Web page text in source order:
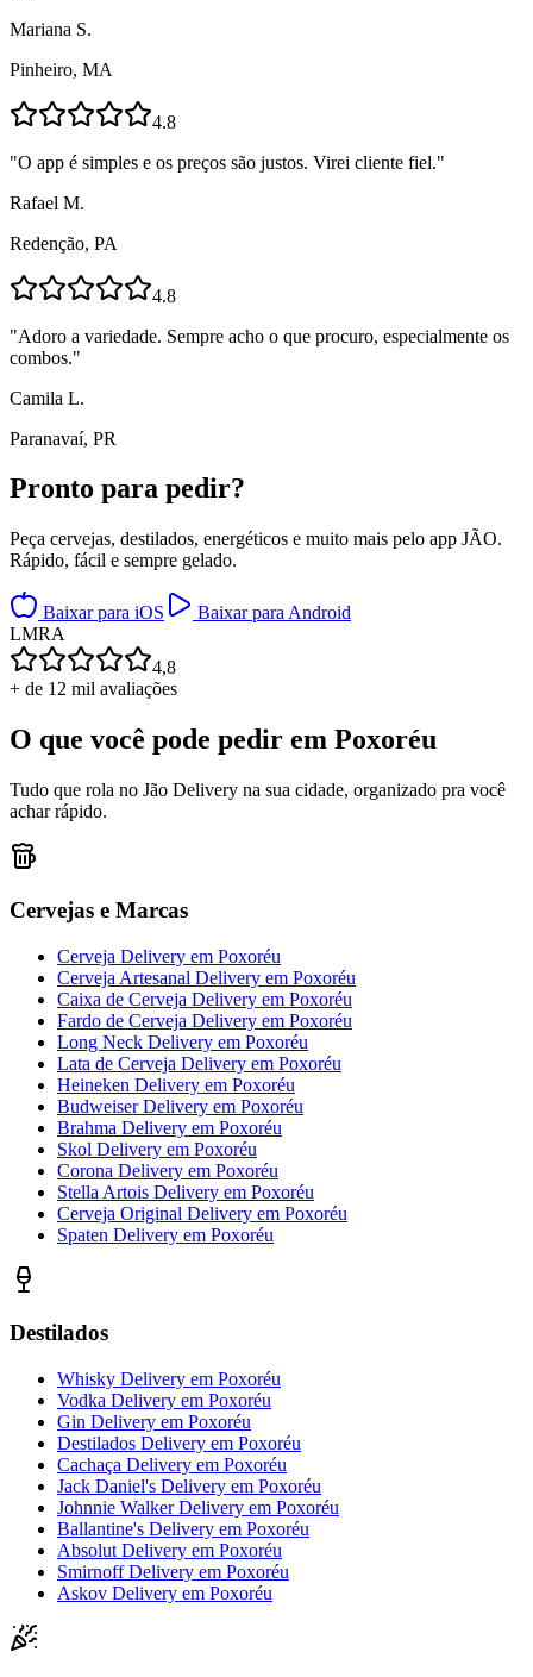
Mariana S.
Pinheiro, MA
4.8
"O app é simples e os preços são justos. Virei cliente fiel."
Rafael M.
Redenção, PA
4.8
"Adoro a variedade. Sempre acho o que procuro, especialmente os
combos."
Camila L.
Paranavaí, PR
Pronto para pedir?
Peça cervejas, destilados, energéticos e muito mais pelo app JÃO.
Rápido, fácil e sempre gelado.
Baixar para iOS
Baixar para Android
LMRA
4,8
+ de 12 mil avaliações
O que você pode pedir em Poxoréu
Tudo que rola no Jão Delivery na sua cidade, organizado pra você
achar rápido.
Cervejas e Marcas
Cerveja Delivery em Poxoréu
Cerveja Artesanal Delivery em Poxoréu
Caixa de Cerveja Delivery em Poxoréu
Fardo de Cerveja Delivery em Poxoréu
Long Neck Delivery em Poxoréu
Lata de Cerveja Delivery em Poxoréu
Heineken Delivery em Poxoréu
Budweiser Delivery em Poxoréu
Brahma Delivery em Poxoréu
Skol Delivery em Poxoréu
Corona Delivery em Poxoréu
Stella Artois Delivery em Poxoréu
Cerveja Original Delivery em Poxoréu
Spaten Delivery em Poxoréu
Destilados
Whisky Delivery em Poxoréu
Vodka Delivery em Poxoréu
Gin Delivery em Poxoréu
Destilados Delivery em Poxoréu
Cachaça Delivery em Poxoréu
Jack Daniel's Delivery em Poxoréu
Johnnie Walker Delivery em Poxoréu
Ballantine's Delivery em Poxoréu
Absolut Delivery em Poxoréu
Smirnoff Delivery em Poxoréu
Askov Delivery em Poxoréu